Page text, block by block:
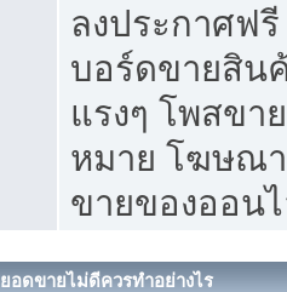
ลงประกาศฟรี
บอร์ดขายสิน
แรงๆ โพสขา
หมาย โฆษณ
ขายของออน
ยอดขายไม่ดีควรทำอย่างไร